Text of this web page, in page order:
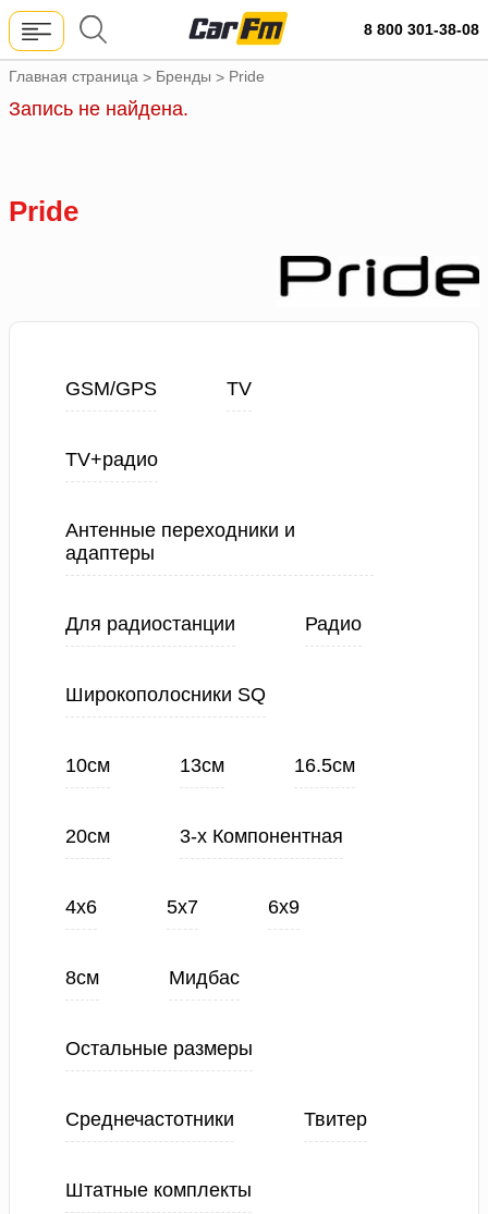
8 800 301-38-08
Главная страница > Бренды > Pride
Запись не найдена.
Pride
GSM/GPS TV
TV+радио
Антенные переходники и
адаптеры
Для радиостанции Радио
Широкополосники SQ
10см 13см 16.5см
20см 3-х Компонентная
4х6 5х7 6х9
8см Мидбас
Остальные размеры
Среднечастотники Твитер
Штатные комплекты